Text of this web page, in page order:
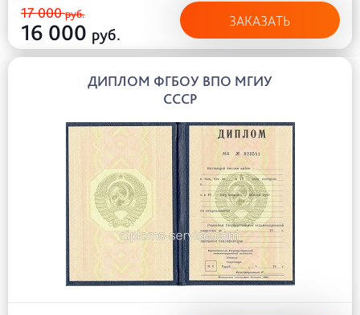
17 000руб.
16 000 руб.
ЗАКАЗАТЬ
ДИПЛОМ ФГБОУ ВПО МГИУ
СССР